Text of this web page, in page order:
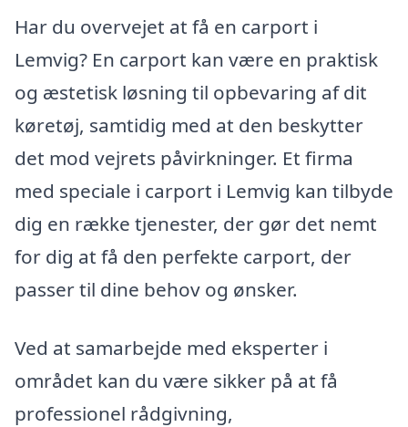
Har du overvejet at få en carport i
Lemvig? En carport kan være en praktisk
og æstetisk løsning til opbevaring af dit
køretøj, samtidig med at den beskytter
det mod vejrets påvirkninger. Et firma
med speciale i carport i Lemvig kan tilbyde
dig en række tjenester, der gør det nemt
for dig at få den perfekte carport, der
passer til dine behov og ønsker.
Ved at samarbejde med eksperter i
området kan du være sikker på at få
professionel rådgivning,